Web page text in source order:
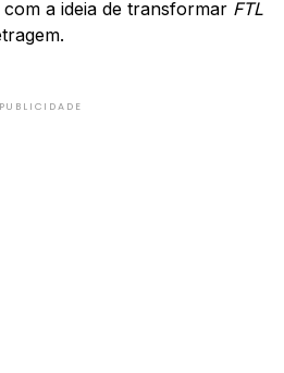
a ideia de transformar FTL
PUBLICIDADE